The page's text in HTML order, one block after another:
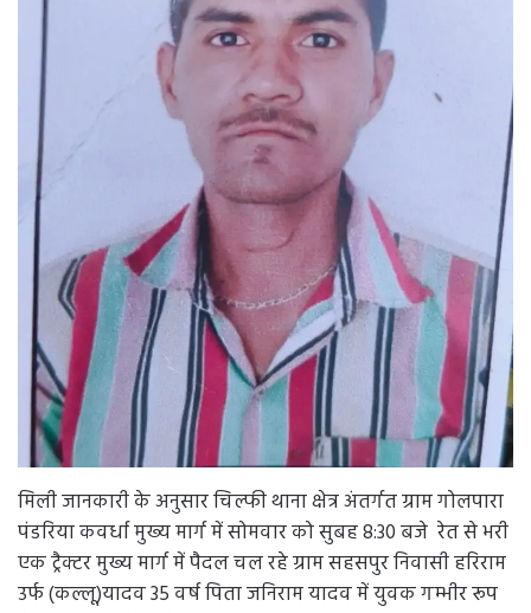
मिली जानकारी के अनुसार चिल्फी थाना क्षेत्र अंतर्गत ग्राम गोलपारा
पंडरिया कवर्धा मुख्य मार्ग में सोमवार को सुबह 8:30 बजे रेत से भरी
एक ट्रैक्टर मुख्य मार्ग में पैदल चल रहे ग्राम सहसपुर निवासी हरिराम
उर्फ (कल्लू)यादव 35 वर्ष पिता जनिराम यादव में युवक गम्भीर रूप